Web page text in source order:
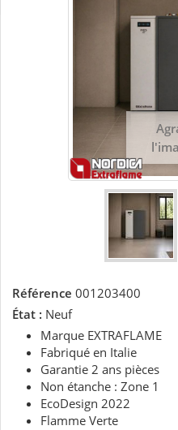
Référence 001203400
État : Neuf
Marque EXTRAFLAME
Fabriqué en Italie
Garantie 2 ans pièces
Non étanche : Zone 1
EcoDesign 2022
Flamme Verte